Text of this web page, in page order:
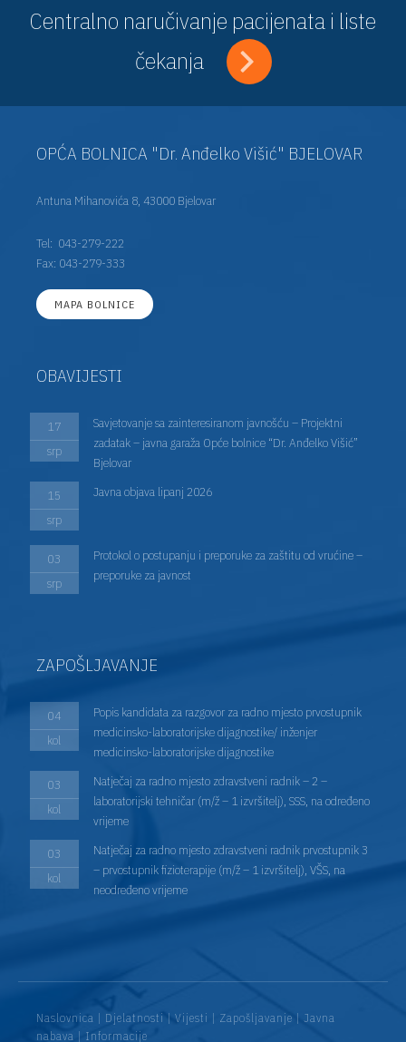
Centralno naručivanje pacijenata i liste
čekanja
OPĆA BOLNICA "Dr. Anđelko Višić" BJELOVAR
Antuna Mihanovića 8, 43000 Bjelovar
Tel: 043-279-222
Fax: 043-279-333
MAPA BOLNICE
OBAVIJESTI
17
srp
Savjetovanje sa zainteresiranom javnošću – Projektni
zadatak – javna garaža Opće bolnice “Dr. Anđelko Višić”
Bjelovar
15
srp
Javna objava lipanj 2026
03
srp
Protokol o postupanju i preporuke za zaštitu od vrućine –
preporuke za javnost
ZAPOŠLJAVANJE
04
kol
Popis kandidata za razgovor za radno mjesto prvostupnik
medicinsko-laboratorijske dijagnostike/ inženjer
medicinsko-laboratorijske dijagnostike
03
kol
Natječaj za radno mjesto zdravstveni radnik – 2 –
laboratorijski tehničar (m/ž – 1 izvršitelj), SSS, na određeno
vrijeme
03
kol
Natječaj za radno mjesto zdravstveni radnik prvostupnik 3
– prvostupnik fizioterapije (m/ž – 1 izvršitelj), VŠS, na
neodređeno vrijeme
Naslovnica | Djelatnosti | Vijesti | Zapošljavanje | Javna
nabava | Informacije